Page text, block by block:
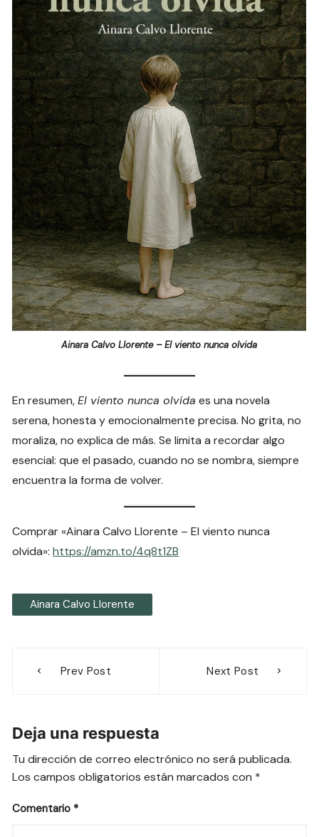
Ainara Calvo Llorente – El viento nunca olvida
En resumen,El viento nunca olvida es una novela
serena, honesta y emocionalmente precisa. No grita, no
moraliza, no explica de más. Se limita a recordar algo
esencial: que el pasado, cuando no se nombra, siempre
encuentra la forma de volver.
Comprar «Ainara Calvo Llorente – El viento nunca
olvida»:https://amzn.to/4q8t1ZB
Ainara Calvo Llorente
Prev Post Next Post
Deja una respuesta
Tu dirección de correo electrónico no será publicada.
Los campos obligatorios están marcados con *
Comentario *